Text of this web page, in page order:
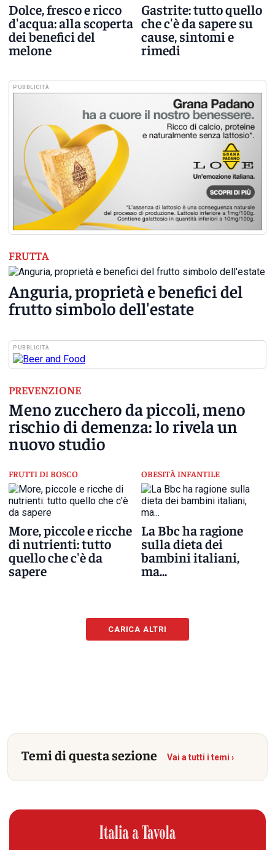
Dolce, fresco e ricco
d'acqua: alla scoperta
dei benefici del
melone
Gastrite: tutto quello
che c'è da sapere su
cause, sintomi e
rimedi
PUBBLICITÀ
FRUTTA
Anguria, proprietà e benefici del
frutto simbolo dell'estate
PUBBLICITÀ
PREVENZIONE
Meno zucchero da piccoli, meno
rischio di demenza: lo rivela un
nuovo studio
FRUTTI DI BOSCO
More, piccole e ricche
di nutrienti: tutto
quello che c'è da
sapere
OBESITÀ INFANTILE
La Bbc ha ragione
sulla dieta dei
bambini italiani,
ma...
CARICA ALTRI
Temi di questa sezione Vai a tutti i temi ›